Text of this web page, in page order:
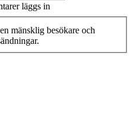
läggs in
mänsklig besökare och